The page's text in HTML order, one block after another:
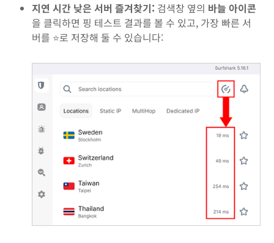
지연 시간 낮은 서버 즐겨찾기: 검색창 옆의 바늘 아이콘
을 클릭하면 핑 테스트 결과를 볼 수 있고, 가장 빠른 서
버를 ⭐로 저장해 둘 수 있습니다: